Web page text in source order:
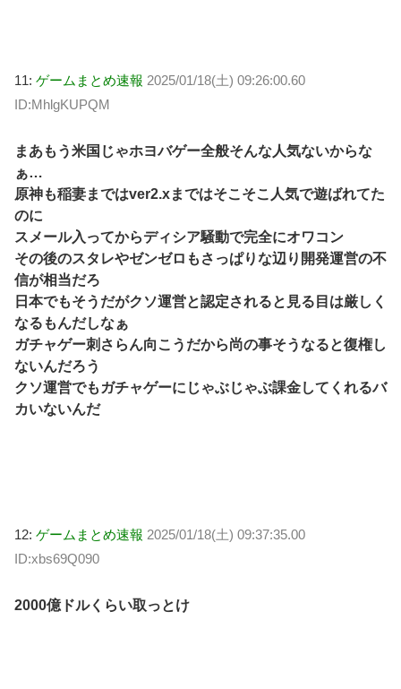
11: ゲームまとめ速報 2025/01/18(土) 09:26:00.60
ID:MhlgKUPQM
まあもう米国じゃホヨバゲー全般そんな人気ないからな
ぁ…
原神も稲妻まではver2.xまではそこそこ人気で遊ばれてた
のに
スメール入ってからディシア騒動で完全にオワコン
その後のスタレやゼンゼロもさっぱりな辺り開発運営の不
信が相当だろ
日本でもそうだがクソ運営と認定されると見る目は厳しく
なるもんだしなぁ
ガチャゲー刺さらん向こうだから尚の事そうなると復権し
ないんだろう
クソ運営でもガチャゲーにじゃぶじゃぶ課金してくれるバ
カいないんだ
12: ゲームまとめ速報 2025/01/18(土) 09:37:35.00
ID:xbs69Q090
2000億ドルくらい取っとけ